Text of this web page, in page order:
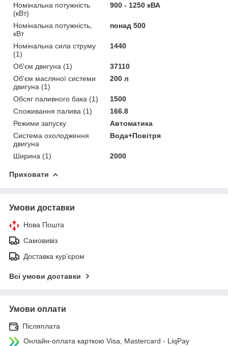
Номінальна потужність
(кВт)
900 - 1250 кВА
Номінальна потужність,
кВт
понад 500
Номінальна сила струму
(1)
1440
Об'єм двигуна (1)
37110
Об'єм масляної системи
двигуна (1)
200 л
Обсяг паливного бака (1)
1500
Споживання палива (1)
166.8
Режими запуску
Автоматика
Система охолодження
двигуна
Вода+Повітря
Ширина (1) 2000
Приховати
Умови доставки
Нова Пошта
Самовивіз
Доставка кур'єром
Всі умови доставки
Умови оплати
Післяплата
Онлайн-оплата карткою Visa, Mastercard - LiqPay